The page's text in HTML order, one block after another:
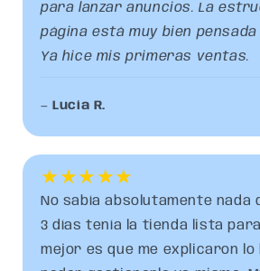
para lanzar anuncios. La
página está muy bien
Ya hice mis primeras ventas.
—Lucía R.
★★★★★
No sabía absolutamente nada
3 días tenía la tienda lista
mejor es que me explicaron lo